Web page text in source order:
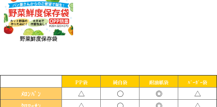
野菜鮮度保存袋
PP袋 純白袋 耐油紙袋 ﾊﾞｰｶﾞｰ袋
ﾒﾛﾝﾊﾟﾝ △ 〇 ◎ △